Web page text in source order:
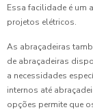
Essa facilidade é um
projetos elétricos.
As abraçadeiras
de abraçadeiras
a necessidades
internos até
opções permite que